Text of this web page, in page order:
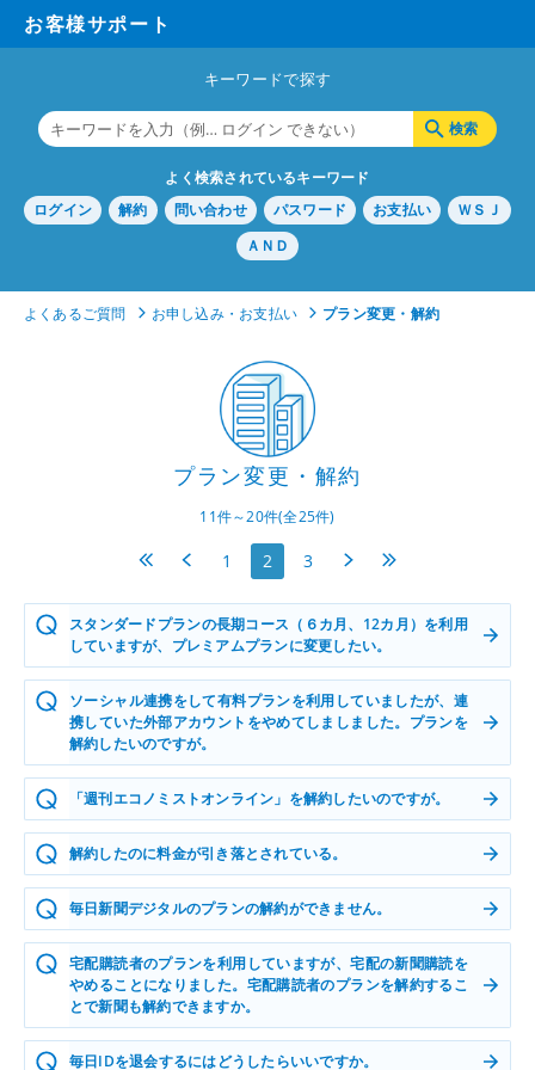
お客様サポート
キーワードで探す
よく検索されているキーワード
ログイン 解約 問い合わせ パスワード お支払い
ＷＳＪ
ＡＮＤ
よくあるご質問 お申し込み・お支払い プラン変更・解約
プラン変更・解約
11件～20件(全25件)
最初へ 前へ1 2 3 次へ
スタンダードプランの長期コース（６カ月、12カ月）を利用
していますが、プレミアムプランに変更したい。
ソーシャル連携をして有料プランを利用していましたが、連
携していた外部アカウントをやめてしましました。プランを
解約したいのですが。
「週刊エコノミストオンライン」を解約したいのですが。
解約したのに料金が引き落とされている。
毎日新聞デジタルのプランの解約ができません。
宅配購読者のプランを利用していますが、宅配の新聞購読を
やめることになりました。宅配購読者のプランを解約するこ
とで新聞も解約できますか。
毎日IDを退会するにはどうしたらいいですか。